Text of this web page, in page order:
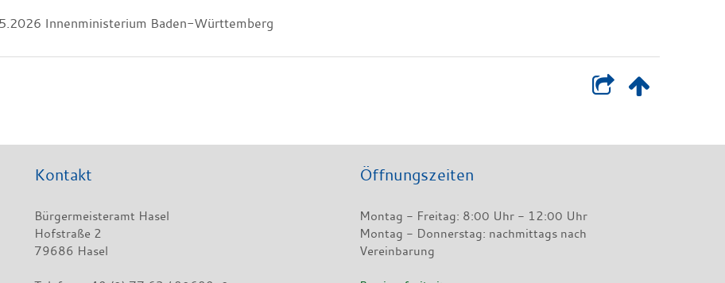
Innenministerium Baden-Württemberg
Kontakt
Bürgermeisteramt Hasel
Hofstraße 2
79686 Hasel
Öffnungszeiten
Montag - Freitag: 8:00 Uhr - 12:00 Uhr
Montag - Donnerstag: nachmittags nach
Vereinbarung